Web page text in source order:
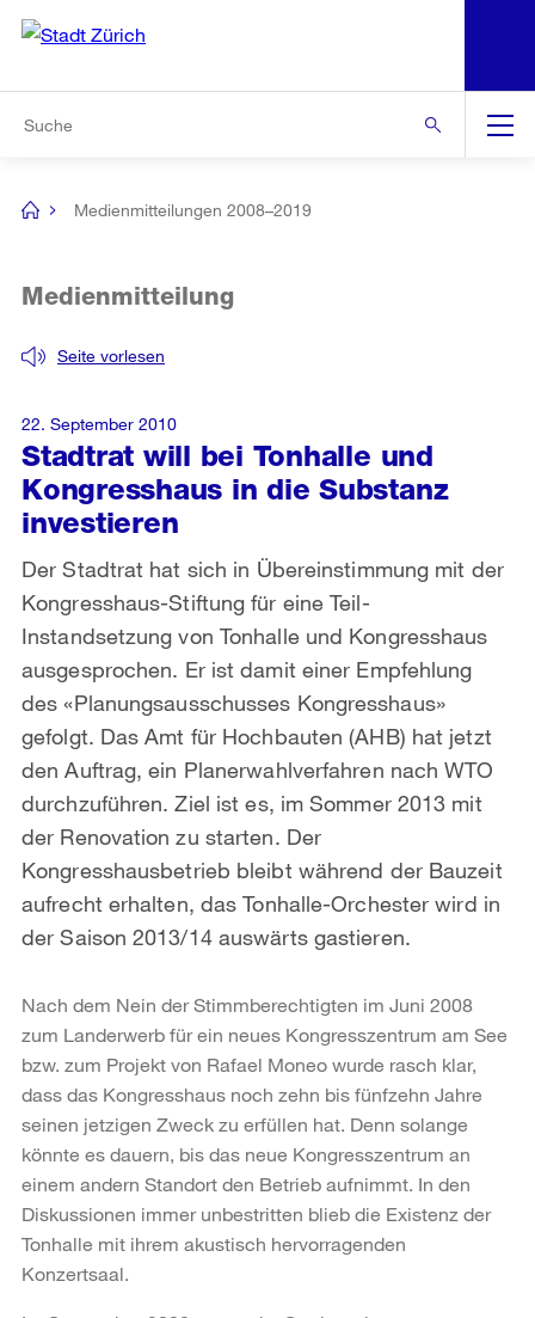
Navigation
[no
Medienmitteilungen 2008–2019
Stadtrat will bei Tonhalle und
Kongresshaus in die Substanz
investieren
Seite vorlesen
Medienmitteilung
Der Stadtrat hat sich in Übereinstimmung mit der
Kongresshaus-Stiftung für eine Teil-
Instandsetzung von Tonhalle und Kongresshaus
ausgesprochen. Er ist damit einer Empfehlung
des «Planungsausschusses Kongresshaus»
gefolgt. Das Amt für Hochbauten (AHB) hat jetzt
den Auftrag, ein Planerwahlverfahren nach WTO
durchzuführen. Ziel ist es, im Sommer 2013 mit
der Renovation zu starten. Der
Kongresshausbetrieb bleibt während der Bauzeit
aufrecht erhalten, das Tonhalle-Orchester wird in
der Saison 2013/14 auswärts gastieren.
22. September 2010
Nach dem Nein der Stimmberechtigten im Juni 2008
zum Landerwerb für ein neues Kongresszentrum am See
bzw. zum Projekt von Rafael Moneo wurde rasch klar,
dass das Kongresshaus noch zehn bis fünfzehn Jahre
seinen jetzigen Zweck zu erfüllen hat. Denn solange
könnte es dauern, bis das neue Kongresszentrum an
einem andern Standort den Betrieb aufnimmt. In den
Diskussionen immer unbestritten blieb die Existenz der
Tonhalle mit ihrem akustisch hervorragenden
Konzertsaal.